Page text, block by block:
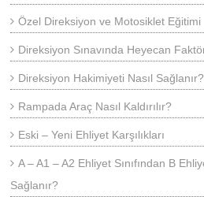
Özel Direksiyon ve Motosiklet Eğitimi
Direksiyon Sınavında Heyecan
Direksiyon Hakimiyeti Nasıl Sağlanır?
Rampada Araç Nasıl Kaldırılır?
Eski – Yeni Ehliyet Karşılıkları
A – A1 – A2 Ehliyet Sınıfından B
Sağlanır?